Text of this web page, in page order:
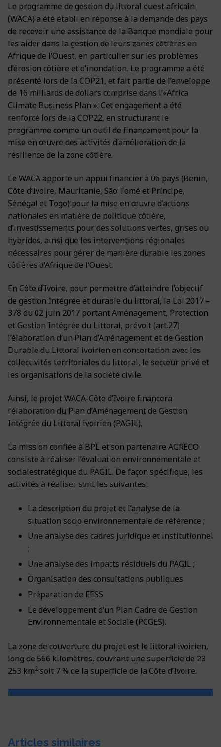
Le programme de gestion du littoral ouest africain
(WACA) a été établi en réponse à la demande des pays
de recevoir une assistance de la Banque mondiale pour
les aider dans la gestion de leurs zones côtières en
Afrique de l’Ouest, en particulier sur les problèmes
d’érosion côtière et d’inondation. Le programme a été
présenté lors de la COP21, et fait partie de l’enveloppe
de 16 milliards de dollars comprise dans l’«Africa
Climate Business Plan ». Cet engagement a été
renforcé lors de la COP22, en structurant le
programme comme un outil de financement pour la
mise en œuvre des activités d’amélioration de la
résilience de la zone côtière.
Le WACA apporte un appui financier à 06 pays (Bénin,
Côte d’Ivoire, Mauritanie, São Tomé et Príncipe,
Sénégal et Togo) pour la mise en œuvre d’actions
nationales en matière de politique côtière,
d’investissements pour des solutions vertes, grises ou
hybrides, ainsi que les interventions régionales
nécessaires pour gérer de manière durable les zones
côtières d’Afrique de l’Ouest.
En Côte d’Ivoire, pour permettre d’atteindre l’objectif
de gestion Intégrée et durable du littoral, la Loi 2017 –
378 du 02 juin 2017 portant Aménagement, Protection
et Gestion Intégrée du Littoral, prévoit (art.27)
l’élaboration d’un Plan d’Aménagement et de Gestion
Durable du Littoral ivoirien en concertation avec les
collectivités territoriales du littoral, le secteur privé et
les organisations de la société civile.
Ainsi, le projet WACA-Côte d’Ivoire financera
l’élaboration du Plan d’Aménagement de Gestion
Intégrée du Littoral ivoirien (PAGIL).
La mission confiée à BPL et son partenaire AGRECO
consiste à réaliser l’évaluation environnementale et
socialestratégique du PAGIL. De façon spécifique, les
activités à réaliser sont les suivantes :
La description du projet et l’analyse de la
situation socio environnementale de référence ;
Une analyse des cadres juridique et institutionnel
;
Une analyse des impacts résiduels du PAGIL ;
Organisation des consultations publiques
Préparation de EESS
Le développement d’un Plan Cadre de Gestion
Environnementale et Sociale (PCGES).
La zone de couverture du projet est le littoral ivoirien,
long de 566 kilomètres, couvrant une superficie de 23
253 km2 soit 7 % de la superficie de la Côte d’Ivoire.
Articles similaires